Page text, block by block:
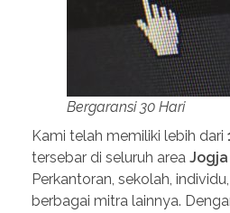
Bergaransi 30 Hari
Kami telah memiliki lebih dari
tersebar di seluruh area Jogja
Perkantoran, sekolah, individu,
berbagai mitra lainnya.